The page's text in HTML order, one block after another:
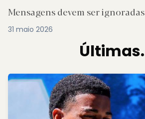
Mensagens devem ser ignoradas
31 maio 2026
Últimas.